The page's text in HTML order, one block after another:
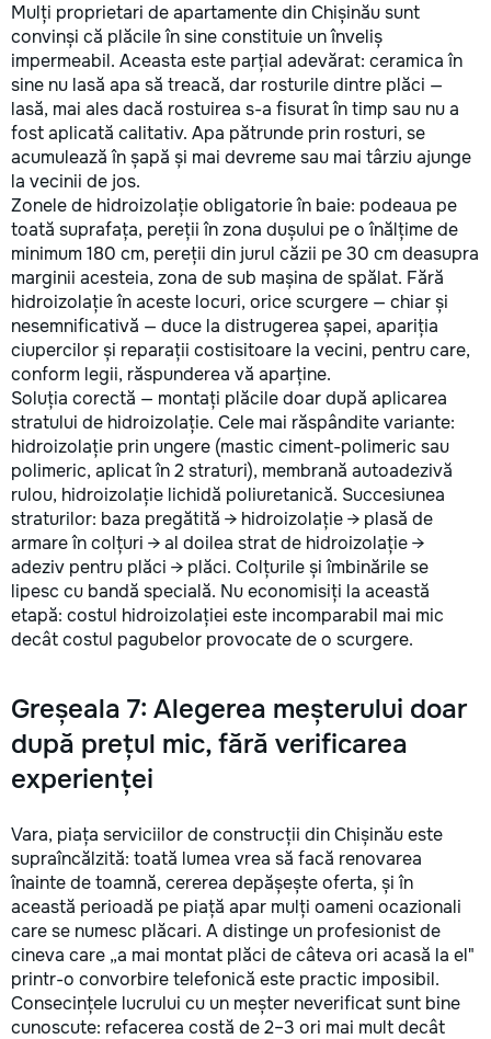
Mulți proprietari de apartamente din Chișinău sunt
convinși că plăcile în sine constituie un înveliș
impermeabil. Aceasta este parțial adevărat: ceramica în
sine nu lasă apa să treacă, dar rosturile dintre plăci —
lasă, mai ales dacă rostuirea s-a fisurat în timp sau nu a
fost aplicată calitativ. Apa pătrunde prin rosturi, se
acumulează în șapă și mai devreme sau mai târziu ajunge
la vecinii de jos.
Zonele de hidroizolație obligatorie în baie: podeaua pe
toată suprafața, pereții în zona dușului pe o înălțime de
minimum 180 cm, pereții din jurul căzii pe 30 cm deasupra
marginii acesteia, zona de sub mașina de spălat. Fără
hidroizolație în aceste locuri, orice scurgere — chiar și
nesemnificativă — duce la distrugerea șapei, apariția
ciupercilor și reparații costisitoare la vecini, pentru care,
conform legii, răspunderea vă aparține.
Soluția corectă — montați plăcile doar după aplicarea
stratului de hidroizolație. Cele mai răspândite variante:
hidroizolație prin ungere (mastic ciment-polimeric sau
polimeric, aplicat în 2 straturi), membrană autoadezivă
rulou, hidroizolație lichidă poliuretanică. Succesiunea
straturilor: baza pregătită → hidroizolație → plasă de
armare în colțuri → al doilea strat de hidroizolație →
adeziv pentru plăci → plăci. Colțurile și îmbinările se
lipesc cu bandă specială. Nu economisiți la această
etapă: costul hidroizolației este incomparabil mai mic
decât costul pagubelor provocate de o scurgere.
Greșeala 7: Alegerea meșterului doar
după prețul mic, fără verificarea
experienței
Vara, piața serviciilor de construcții din Chișinău este
supraîncălzită: toată lumea vrea să facă renovarea
înainte de toamnă, cererea depășește oferta, și în
această perioadă pe piață apar mulți oameni ocazionali
care se numesc plăcari. A distinge un profesionist de
cineva care „a mai montat plăci de câteva ori acasă la el"
printr-o convorbire telefonică este practic imposibil.
Consecințele lucrului cu un meșter neverificat sunt bine
cunoscute: refacerea costă de 2–3 ori mai mult decât